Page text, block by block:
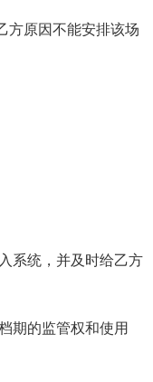
方原因不能安排该场
系统，并及时给乙方
期的监管权和使用